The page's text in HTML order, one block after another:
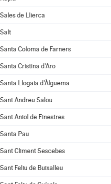
Sales de Llierca
Salt
Santa Coloma de Farners
Santa Cristina d'Aro
Santa Llogaia d'Àlguema
Sant Andreu Salou
Sant Aniol de Finestres
Santa Pau
Sant Climent Sescebes
Sant Feliu de Buixalleu